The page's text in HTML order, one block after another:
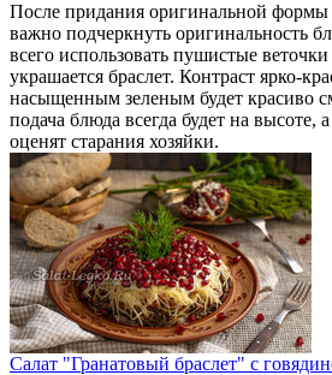
После придания оригинальной формы
важно подчеркнуть оригинальность
всего использовать пушистые
украшается браслет. Контраст ярко-
насыщенным зеленым будет красиво
подача блюда всегда будет на высоте,
оценят старания хозяйки.
Салат "Гранатовый браслет" с